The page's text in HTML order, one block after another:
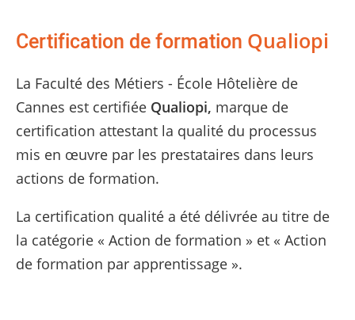
Certification de formation Qualiopi
La Faculté des Métiers - École Hôtelière de
Cannes est certifiée Qualiopi, marque de
certification attestant la qualité du processus
mis en œuvre par les prestataires dans leurs
actions de formation.
La certification qualité a été délivrée au titre de
la catégorie « Action de formation » et « Action
de formation par apprentissage ».